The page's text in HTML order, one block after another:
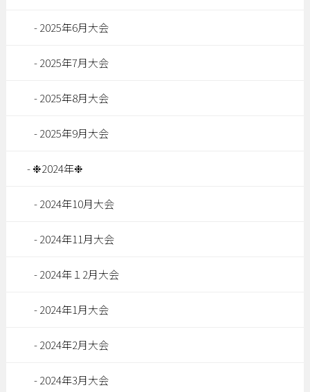
2025年6月大会
2025年7月大会
2025年8月大会
2025年9月大会
❉2024年❉
2024年10月大会
2024年11月大会
2024年１2月大会
2024年1月大会
2024年2月大会
2024年3月大会